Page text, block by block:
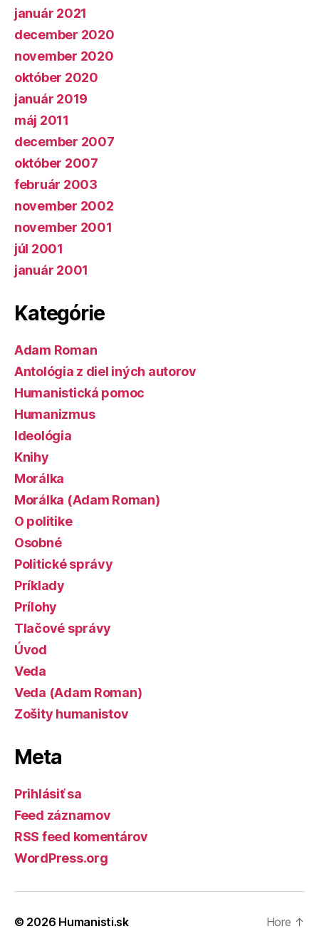
január 2021
december 2020
november 2020
október 2020
január 2019
máj 2011
december 2007
október 2007
február 2003
november 2002
november 2001
júl 2001
január 2001
Kategórie
Adam Roman
Antológia z diel iných autorov
Humanistická pomoc
Humanizmus
Ideológia
Knihy
Morálka
Morálka (Adam Roman)
O politike
Osobné
Politické správy
Príklady
Prílohy
Tlačové správy
Úvod
Veda
Veda (Adam Roman)
Zošity humanistov
Meta
Prihlásiť sa
Feed záznamov
RSS feed komentárov
WordPress.org
© 2026 Humanisti.sk Hore ↑